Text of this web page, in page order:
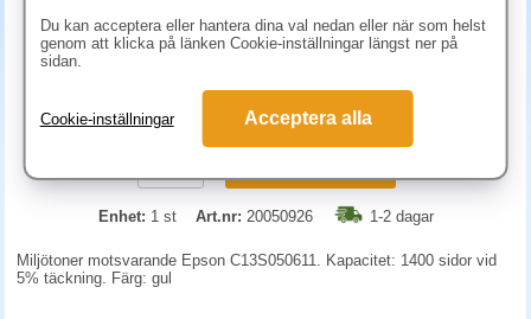
937.50 kr (inkl. moms)
Enhet: 1 st Art.nr: 20050926 1-2 dagar
Miljötoner motsvarande Epson C13S050611. Kapacitet: 1400 sidor vid
5% täckning. Färg: gul
Du kan acceptera eller hantera dina val nedan eller när som helst
genom att klicka på länken Cookie-inställningar längst ner på
sidan.
Cookie-inställningar Acceptera alla